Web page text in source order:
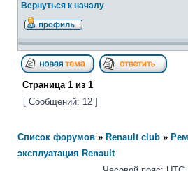
Вернуться к началу
Страница 1 из 1
[ Сообщений: 12 ]
Список форумов » Renault club »
эксплуатация Renault